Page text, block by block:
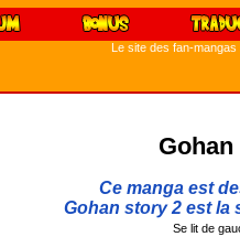
Le site des fan-mangas
Ce manga est
Gohan story 2 est la
Se lit de